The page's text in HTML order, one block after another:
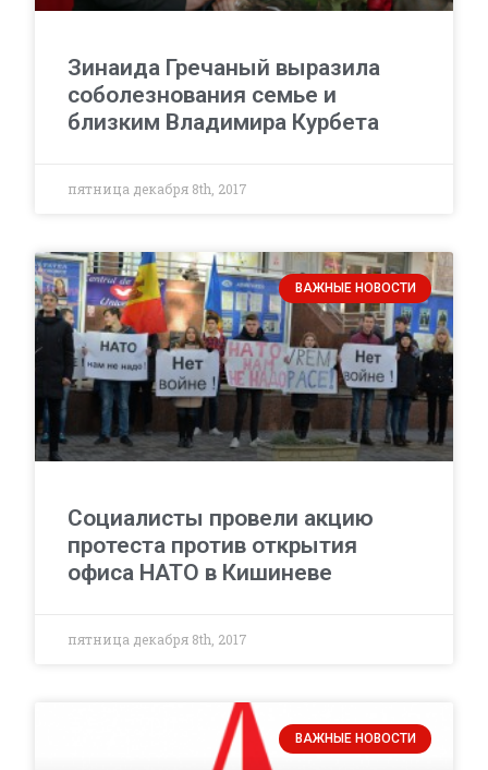
Зинаида Гречаный выразила
соболезнования семье и
близким Владимира Курбета
пятница декабря 8th, 2017
ВАЖНЫЕ НОВОСТИ
Социалисты провели акцию
протеста против открытия
офиса НАТО в Кишиневе
пятница декабря 8th, 2017
ВАЖНЫЕ НОВОСТИ